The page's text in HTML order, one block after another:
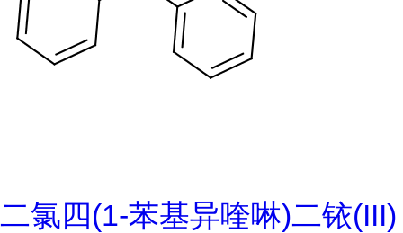
二氯四(1-苯基异喹啉)二铱(III)